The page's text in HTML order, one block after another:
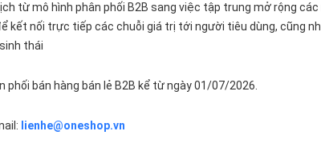
từ mô hình phân phối B2B sang việc tập trung mở rộng
kết nối trực tiếp các chuỗi giá trị tới người tiêu dùng, cũng
thái
bán hàng bán lẻ B2B kể từ ngày 01/07/2026.
lienhe@oneshop.vn